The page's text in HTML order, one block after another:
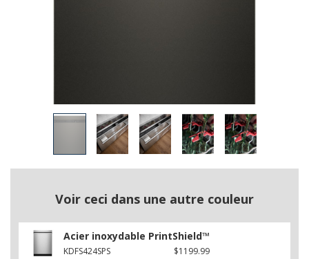
Voir ceci dans une autre couleur
Acier inoxydable PrintShield™
KDFS424SPS $1199.99